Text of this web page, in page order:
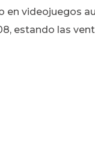
en videojuegos
estando las